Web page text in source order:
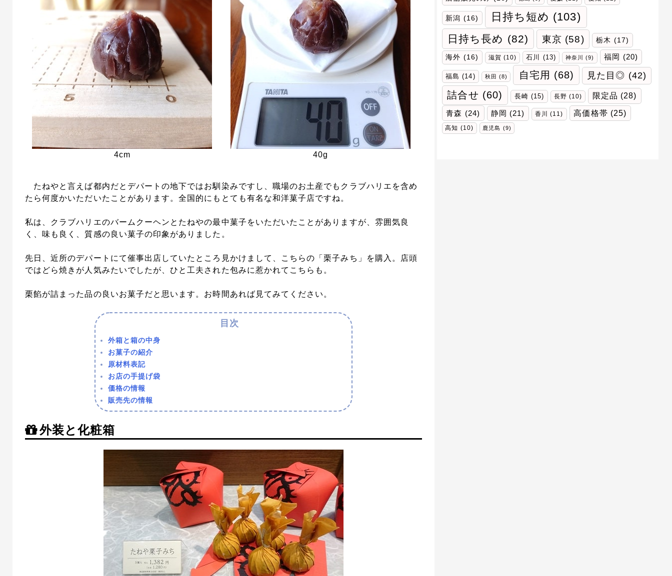
4cm 40g
たねやと言えば都内だとデパートの地下ではお馴染みですし、職場のお土産でもクラブハリエを含め
たら何度かいただいたことがあります。全国的にもとても有名な和洋菓子店ですね。
私は、クラブハリエのバームクーヘンとたねやの最中菓子をいただいたことがありますが、雰囲気良
く、味も良く、質感の良い菓子の印象がありました。
先日、近所のデパートにて催事出店していたところ見かけまして、こちらの「栗子みち」を購入。店頭
ではどら焼きが人気みたいでしたが、ひと工夫された包みに惹かれてこちらも。
栗餡が詰まった品の良いお菓子だと思います。お時間あれば見てみてください。
外箱と箱の中身
お菓子の紹介
原材料表記
お店の手提げ袋
価格の情報
販売先の情報
外装と化粧箱
新潟 (16) 日持ち短め (103)
日持ち長め (82) 東京 (58) 栃木 (17)
海外 (16) 滋賀 (10) 石川 (13) 神奈川 (9) 福岡 (20)
福島 (14) 秋田 (8) 自宅用 (68) 見た目◎ (42)
詰合せ (60) 長崎 (15) 長野 (10) 限定品 (28)
青森 (24) 静岡 (21) 香川 (11) 高価格帯 (25)
高知 (10) 鹿児島 (9)